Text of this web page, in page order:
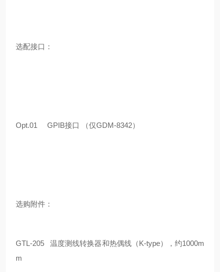
选配接口：
Opt.01 GPIB接口 （仅GDM-8342）
选购附件：
GTL-205 温度测线转换器和热偶线（K-type），约1000m
m